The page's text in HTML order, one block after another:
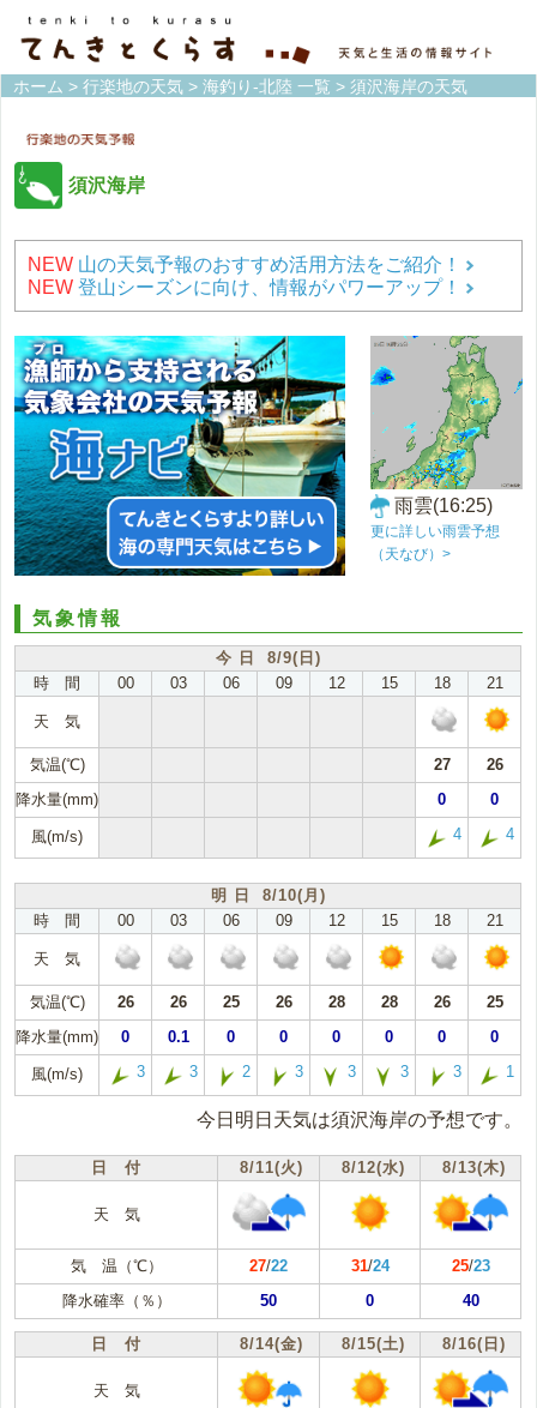
ホーム > 行楽地の天気 > 海釣り-北陸 一覧 > 須沢海岸の天気
須沢海岸
NEW 山の天気予報のおすすめ活用方法をご紹介！
NEW 登山シーズンに向け、情報がパワーアップ！
雨雲(16:25)
更に詳しい雨雲予想
（天なび）>
気象情報
今 日 8/9(日)
時 間
00 03 06 09 12 15 18 21
天 気
気温(℃) 27
26
降水量(mm)
0 0
風(m/s) 4 4
明 日 8/10(月)
時 間
00 03 06 09 12 15 18 21
天 気
気温(℃) 26 26 25 26 28 28 26
25
降水量(mm)
0 0.1 0 0 0 0 0 0
風(m/s) 3 3 2 3 3 3 3 1
今日明日天気は須沢海岸の予想です。
日 付 8/11(火) 8/12(水) 8/13(木)
天 気
気 温（℃） 27/22 31/24 25/23
降水確率（％）
50 0 40
日 付 8/14(金) 8/15(土) 8/16(日)
天 気